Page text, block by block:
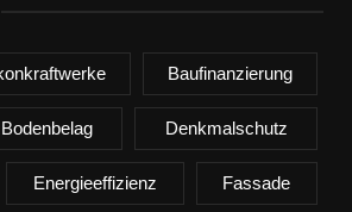
Baufinanzierung
Bodenbelag Denkmalschutz
Energieeffizienz Fassade